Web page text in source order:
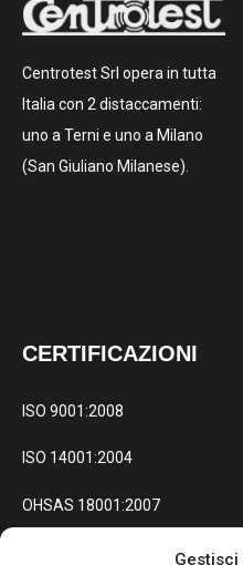
Gestisci
Centrotest Srl opera in tutta
Italia con 2 distaccamenti:
uno a Terni e uno a Milano
(San Giuliano Milanese).
CERTIFICAZIONI
ISO 9001:2008
ISO 14001:2004
OHSAS 18001:2007